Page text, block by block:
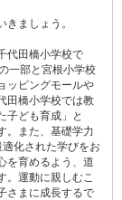
ましょう。
代田橋小学校で
一部と宮根小学校
ッピングモールや
田橋小学校では教
子ども育成」と
。また、基礎学力
化された学びをお
を育めるよう、道
。運動に親しむこ
さまに成長するで